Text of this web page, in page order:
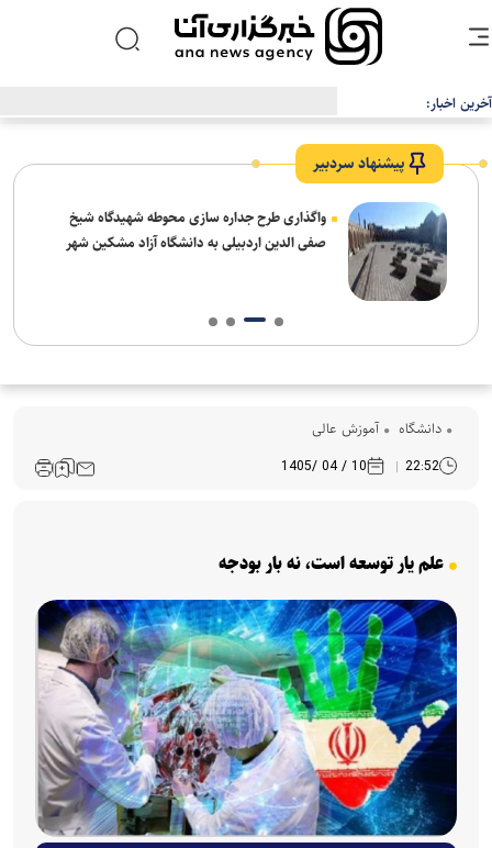
آخرین اخبار:
پیشنهاد سردبیر
واگذاری طرح جداره سازی محوطه شهیدگاه شیخ
صفی الدین اردبیلی به دانشگاه آزاد مشکین شهر
دانشگاه آموزش عالی
22:52
10 / 04 /1405
علم یار توسعه است، نه بار بودجه